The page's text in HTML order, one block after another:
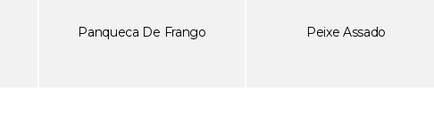
Panqueca De Frango Peixe Assado